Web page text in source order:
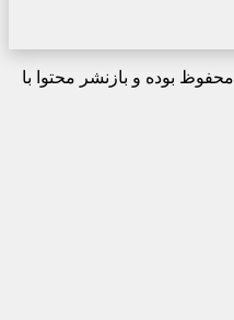
محفوظ بوده و بازنشر محتوا با